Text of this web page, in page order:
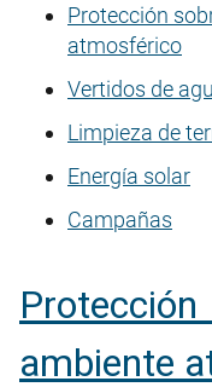
Protección
atmosférico
Vertidos de
Limpieza de
Energía solar
Campañas
ambiente